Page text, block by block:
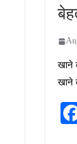
खाने
खाने